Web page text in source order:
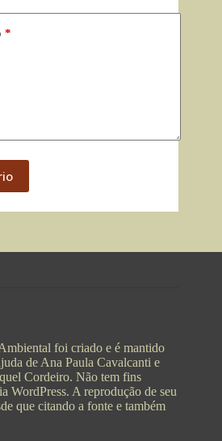
*
foi criado e é mantido
de Ana Paula Cavalcanti e
Cordeiro. Não tem fins
WordPress. A reprodução de seu
que citando a fonte e também